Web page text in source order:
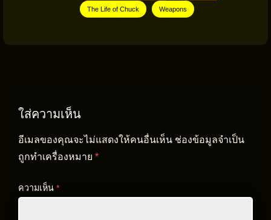
The Life of Chuck Weapons
ใส่ความเห็น
อีเมลของคุณจะไม่แสดงให้คนอื่นเห็น ช่องข้อมูลจำเป็น
ถูกทำเครื่องหมาย *
ความเห็น *